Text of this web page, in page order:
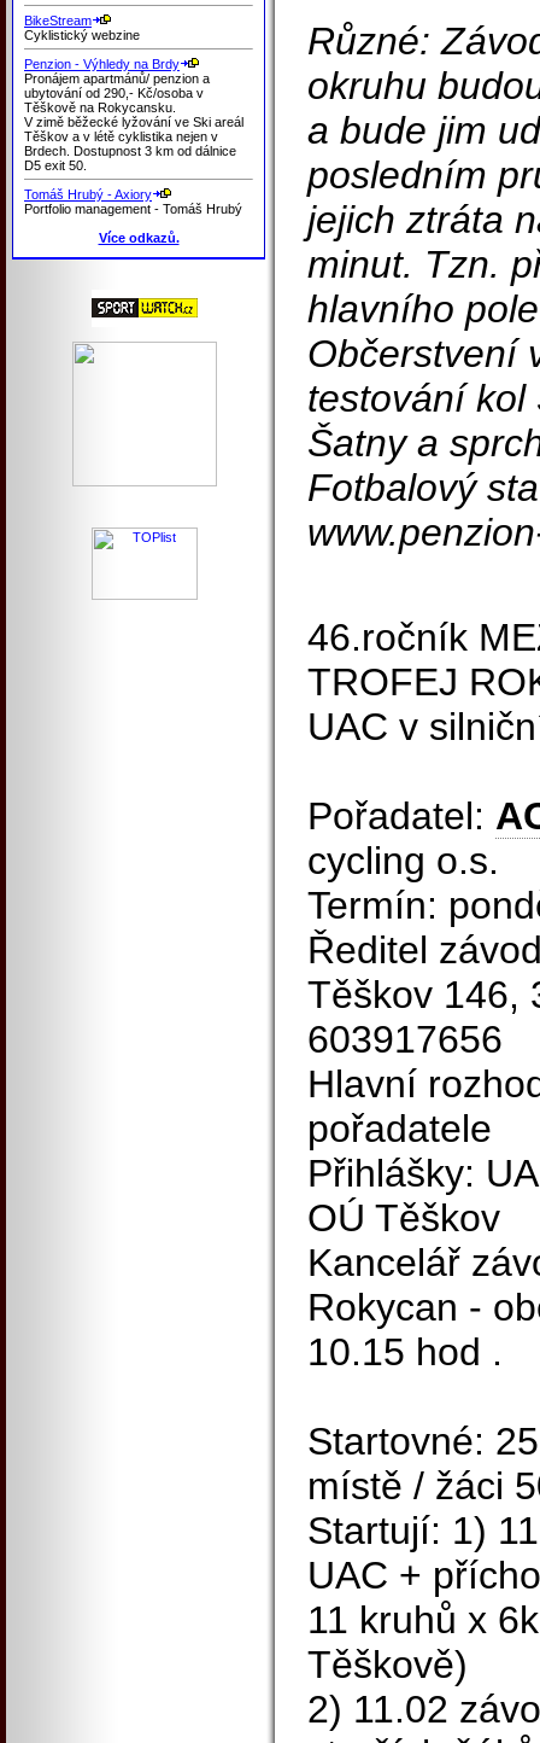
BikeStream
Cyklistický webzine
Penzion - Výhledy na Brdy
Pronájem apartmánů/ penzion a
ubytování od 290,- Kč/osoba v
Těškově na Rokycansku.
V zimě běžecké lyžování ve Ski areál
Těškov a v létě cyklistika nejen v
Brdech. Dostupnost 3 km od dálnice
D5 exit 50.
Tomáš Hrubý - Axiory
Portfolio management - Tomáš Hrubý
Více odkazů.
Různé:
okruhu
a bude jim
posledním
jejich ztráta
minut. Tzn.
hlavního pole
Občerstvení
testování kol
Šatny a
Fotbalový
46.ročník
TROFEJ
UAC v
Pořadatel:
cycling o.s.
Termín:
Ředitel
Těškov 146,
603917656
Hlavní
pořadatele
Přihlášky:
OÚ Těškov
Kancelář
Rokycan -
10.15 hod .
Startovné:
místě / žáci
Startují: 1)
UAC +
11 kruhů x
Těškově)
2) 11.02